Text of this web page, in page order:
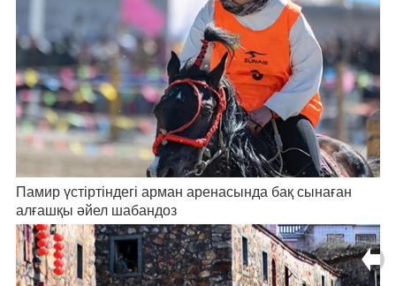
Памир үстіртіндегі арман аренасында бақ сынаған
алғашқы әйел шабандоз